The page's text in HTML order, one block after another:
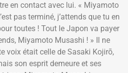
en contact avec lui. « Miyamoto
pas terminé, j’attends que tu en
toutes ! Tout le Japon va payer
Miyamoto Musashi ! » Il ne
voix était celle de Sasaki Kojirō,
son esprit demeure et ses